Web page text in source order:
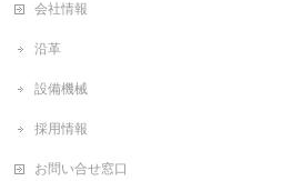
会社情報
沿革
設備機械
採用情報
お問い合せ窓口